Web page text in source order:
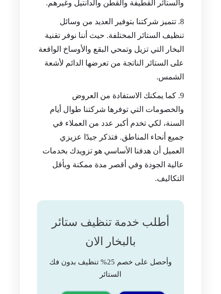
والستائر القطيفة والقطن والدانتيل وغيرهم.
تتميز شركتنا بتوفير العديد من وسائل
تنظيف الستائر المختلفة. حيث أننا نوفر تقنية
البخار التي تزيل وتمحي البقع والأوساخ الواقعة
على الستائر الناتجة من تعرضها الدائم لأشعة
الشمس.
كما يمكنك الاستفادة من العروض
والخصومات التي توفرها شركتنا طوال أيام
السنة، لكي تخدم أكبر عدد من العملاء في
جميع أنحاء المناطق. فتذكر جيدًا عزيزي
العميل أن هدفنا الأساسي هو تزويدك بخدمات
عالية الجودة وفي أقصر مدة ممكنة وبأقل
التكاليف.
أطلب خدمة تنظيف ستائر
بالبخار الان
وأحصل على خصم 25% تنظيف بدون فك
الستائر